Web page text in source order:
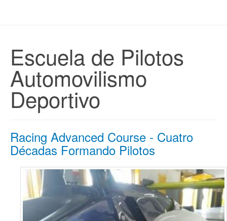
Escuela de Pilotos
Automovilismo
Deportivo
Racing Advanced Course - Cuatro
Décadas Formando Pilotos